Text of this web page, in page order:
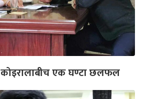
एक घण्टा छलफल